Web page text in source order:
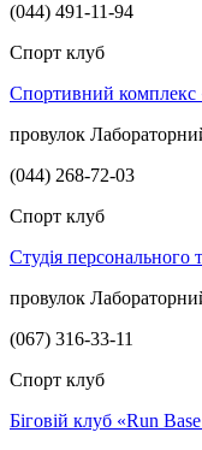
(044) 491-11-94
Спорт клуб
Спортивний комплекс
провулок
(044) 268-72-03
Спорт клуб
Студія персонального
провулок
(067) 316-33-11
Спорт клуб
Біговій клуб «Run